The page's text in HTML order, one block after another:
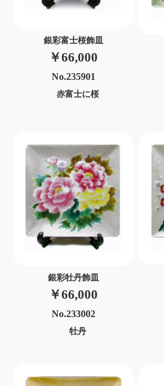
銀彩富士桜飾皿
￥66,000
No.235901
赤富士に桜
銀彩牡丹飾皿
￥66,000
No.233002
牡丹